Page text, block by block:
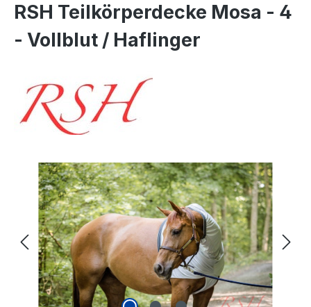
RSH Teilkörperdecke Mosa - 4
- Vollblut / Haflinger